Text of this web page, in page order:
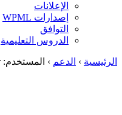
الإعلانات
إصدارات WPML
التوافق
الدروس التعليمية
الرئيسية › الدعم › المستخدم: Tomer Helzer